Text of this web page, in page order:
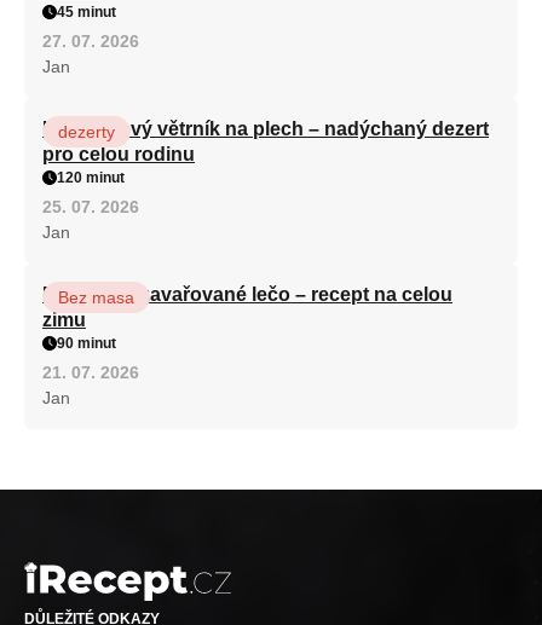
45 minut
27. 07. 2026
Jan
Karamelový větrník na plech – nadýchaný dezert
pro celou rodinu
dezerty
120 minut
25. 07. 2026
Jan
Babiččino zavařované lečo – recept na celou
zimu
Bez masa
90 minut
21. 07. 2026
Jan
DŮLEŽITÉ ODKAZY